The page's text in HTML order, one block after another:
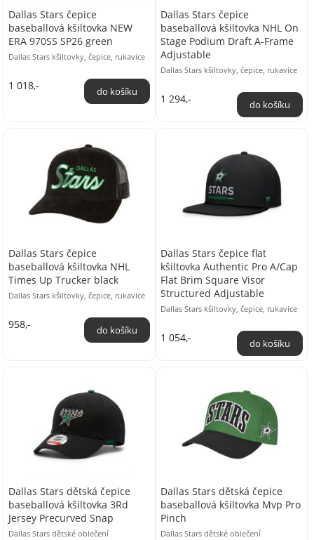
Dallas Stars čepice
baseballová kšiltovka NEW
ERA 970SS SP26 green
Dallas Stars kšiltovky, čepice, rukavice
1 018,-
Dallas Stars čepice
baseballová kšiltovka NHL On
Stage Podium Draft A-Frame
Adjustable
Dallas Stars kšiltovky, čepice, rukavice
1 294,-
Dallas Stars čepice
baseballová kšiltovka NHL
Times Up Trucker black
Dallas Stars kšiltovky, čepice, rukavice
958,-
Dallas Stars čepice flat
kšiltovka Authentic Pro A/Cap
Flat Brim Square Visor
Structured Adjustable
Dallas Stars kšiltovky, čepice, rukavice
1 054,-
Dallas Stars dětská čepice
baseballová kšiltovka 3Rd
Jersey Precurved Snap
Dallas Stars dětské oblečení
Dallas Stars dětská čepice
baseballová kšiltovka Mvp Pro
Pinch
Dallas Stars dětské oblečení